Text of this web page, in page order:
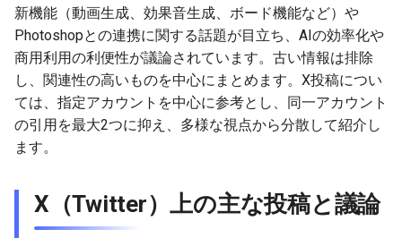
c
h
2026-07-07
2026-07-06
2026-07-05
2025-12-21
2025-12-20
2025-12-19
2026-07-07
2026-07-06
2026-07-05
2025-12-21
2025-12-20
2025-12-19
2026-04-26
2026-04-19
2026-04-15
2026-05-03
2026-04-26
2026-04-19
2025-10-26
2025-10-19
2025-10-12
2026-05-03
2026-04-26
2026-04-19
2026-05-03
2026-04-26
2026-04-19
2025-10-19
2025-10-12
2025-10-05
2026-07-07
2026-07-05
2026-07-04
2025-12-21
2025-12-20
2025-12-19
2026-05-03
2026-04-26
2026-04-19
2026-04-12
2026-03-29
2026-04-19
2026-04-12
2026-04-07
2026-07-06
2026-07-05
2026-07-04
2025-12-21
2025-12-20
2025-12-19
2026-05-03
2026-04-26
2026-04-19
2026-07-06
2026-07-05
2026-07-04
2026-05-18
2026-07-05
2026-07-04
2026-07-02
2026-05-03
2026-04-26
2026-04-19
新機能（動画生成、効果音生成、ボード機能など）や
Photoshopとの連携に関する話題が目立ち、AIの効率化や
商用利用の利便性が議論されています。古い情報は排除
し、関連性の高いものを中心にまとめます。X投稿につい
ては、指定アカウントを中心に参考とし、同一アカウント
の引用を最大2つに抑え、多様な視点から分散して紹介し
ます。
X（Twitter）上の主な投稿と議論